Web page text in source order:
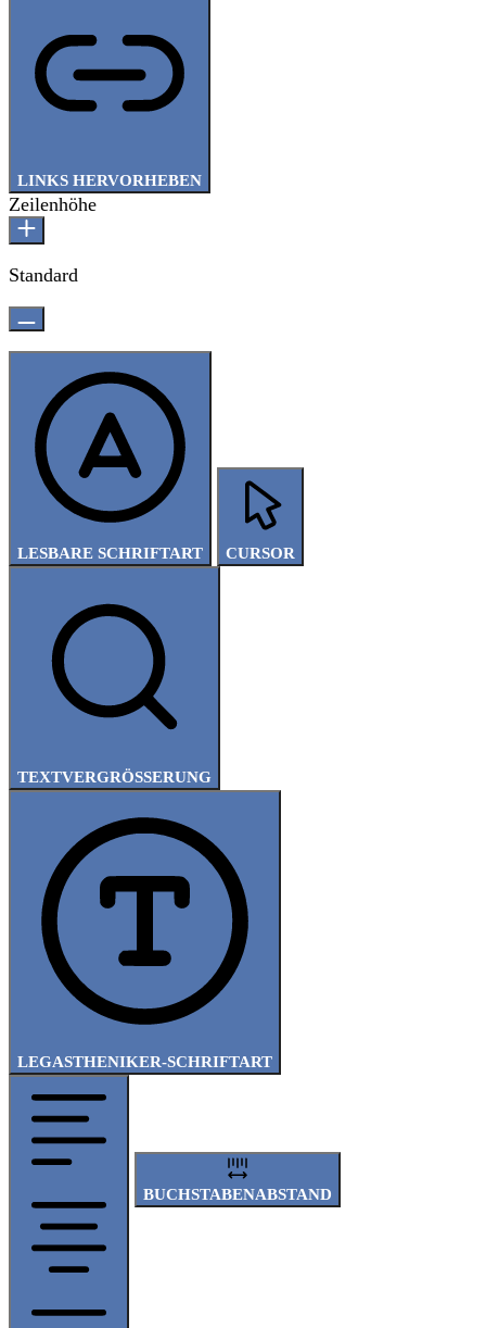
LINKS HERVORHEBEN
Zeilenhöhe
Standard
LESBARE SCHRIFTART CURSOR
TEXTVERGRÖSSERUNG
LEGASTHENIKER-SCHRIFTART
BUCHSTABENABSTAND